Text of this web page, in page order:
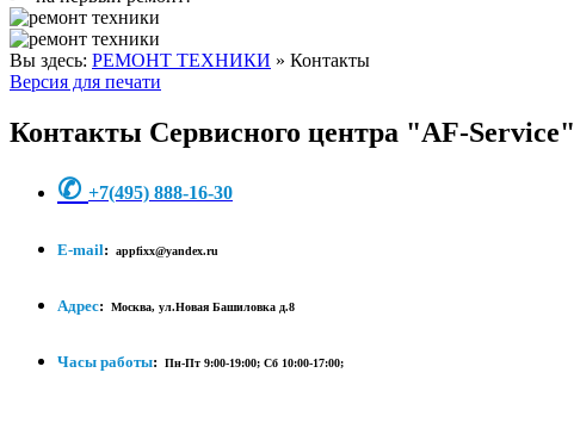
Вы здесь: РЕМОНТ ТЕХНИКИ » Контакты
Версия для печати
Контакты Сервисного центра "AF-Service"
✆ +7(495) 888-16-30
E-mail: appfixx@yandex.ru
Адрес: Москва, ул.Новая Башиловка д.8
Часы работы: Пн-Пт 9:00-19:00; Сб 10:00-17:00;